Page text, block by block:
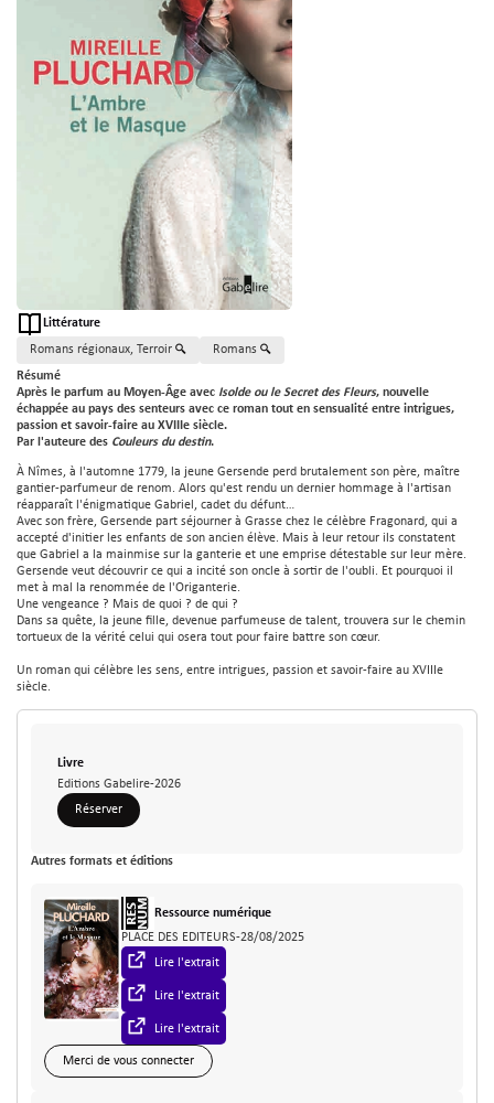
Est le type d'oeuvre de
Littérature
Genre ou forme
Romans régionaux, Terroir
Romans
Résumé
Après le parfum au Moyen-Âge avec Isolde ou le Secret des Fleurs, nouvelle
échappée au pays des senteurs avec ce roman tout en sensualité entre intrigues,
passion et savoir-faire au XVIIIe siècle.
Par l'auteure des Couleurs du destin.
À Nîmes, à l'automne 1779, la jeune Gersende perd brutalement son père, maître
gantier-parfumeur de renom. Alors qu'est rendu un dernier hommage à l'artisan
réapparaît l'énigmatique Gabriel, cadet du défunt…
Avec son frère, Gersende part séjourner à Grasse chez le célèbre Fragonard, qui a
accepté d'initier les enfants de son ancien élève. Mais à leur retour ils constatent
que Gabriel a la mainmise sur la ganterie et une emprise détestable sur leur mère.
Gersende veut découvrir ce qui a incité son oncle à sortir de l'oubli. Et pourquoi il
met à mal la renommée de l'Origanterie.
Une vengeance ? Mais de quoi ? de qui ?
Dans sa quête, la jeune fille, devenue parfumeuse de talent, trouvera sur le chemin
tortueux de la vérité celui qui osera tout pour faire battre son cœur.
Un roman qui célèbre les sens, entre intrigues, passion et savoir-faire au XVIIIe
siècle.
Type de support matériel
Livre
Editeur
Editions Gabelire-2026
Réserver
Autres formats et éditions
Type de support matériel
Ressource numérique
Editeur
PLACE DES EDITEURS-28/08/2025
Lire l'extrait
Lire l'extrait
Lire l'extrait
Merci de vous connecter